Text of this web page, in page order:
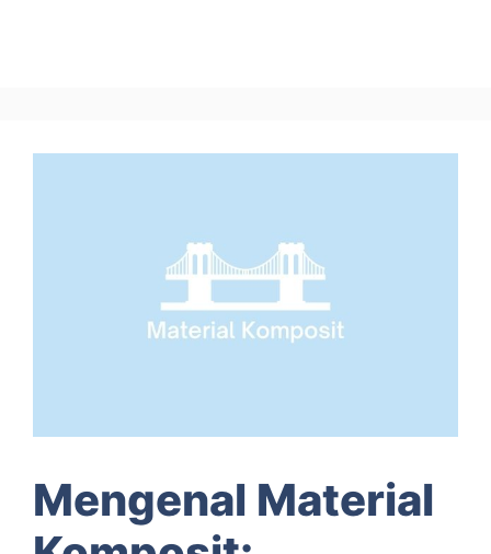
Mengenal Material